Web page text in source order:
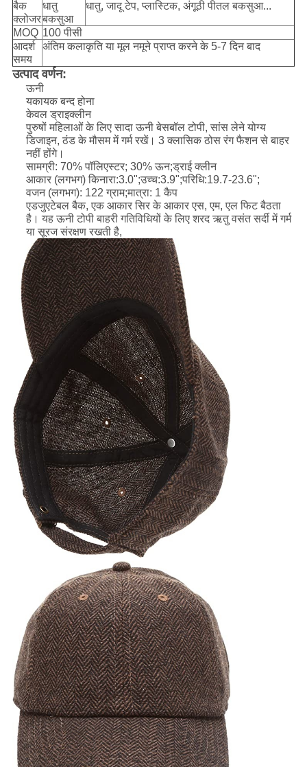
बैक
क्लोजर
धातु
बकसुआ
धातु, जादू टेप, प्लास्टिक, अंगूठी पीतल बकसुआ...
MOQ 100 पीसी
आदर्श
समय
अंतिम कलाकृति या मूल नमूने प्राप्त करने के 5-7 दिन बाद
उत्पाद वर्णन:
ऊनी
यकायक बन्द होना
केवल ड्राइक्लीन
पुरुषों महिलाओं के लिए सादा ऊनी बेसबॉल टोपी, सांस लेने योग्य
डिजाइन, ठंड के मौसम में गर्म रखें। 3 क्लासिक ठोस रंग फैशन से बाहर
नहीं होंगे।
सामग्री: 70% पॉलिएस्टर; 30% ऊन;ड्राई क्लीन
आकार (लगभग) किनारा:3.0";उच्च:3.9";परिधि:19.7-23.6";
वजन (लगभग): 122 ग्राम;मात्रा: 1 कैप
एडजुएटेबल बैक, एक आकार सिर के आकार एस, एम, एल फिट बैठता
है। यह ऊनी टोपी बाहरी गतिविधियों के लिए शरद ऋतु वसंत सर्दी में गर्म
या सूरज संरक्षण रखती है,